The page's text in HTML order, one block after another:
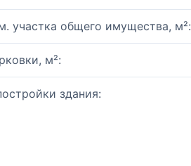
участка общего имущества, м²:
м²:
здания: